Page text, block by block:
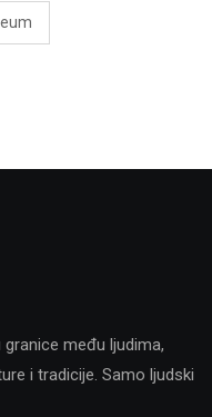
među ljudima,
i tradicije. Samo ljudski